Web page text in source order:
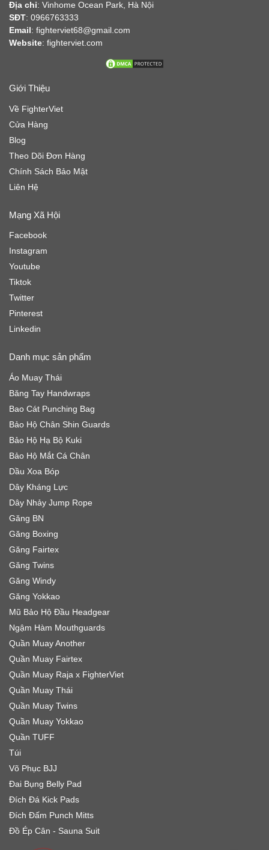
Địa chỉ: Vinhome Ocean Park, Hà Nội
SĐT: 0966763333
Email: fighterviet68@gmail.com
Website: fighterviet.com
Giới Thiệu
Về FighterViet
Cửa Hàng
Blog
Theo Dõi Đơn Hàng
Chính Sách Bảo Mật
Liên Hệ
Mạng Xã Hội
Facebook
Instagram
Youtube
Tiktok
Twitter
Pinterest
Linkedin
Danh mục sản phẩm
Áo Muay Thái
Băng Tay Handwraps
Bao Cát Punching Bag
Bảo Hộ Chân Shin Guards
Bảo Hộ Hạ Bộ Kuki
Bảo Hộ Mắt Cá Chân
Dầu Xoa Bóp
Dây Kháng Lực
Dây Nhảy Jump Rope
Găng BN
Găng Boxing
Găng Fairtex
Găng Twins
Găng Windy
Găng Yokkao
Mũ Bảo Hộ Đầu Headgear
Ngậm Hàm Mouthguards
Quần Muay Another
Quần Muay Fairtex
Quần Muay Raja x FighterViet
Quần Muay Thái
Quần Muay Twins
Quần Muay Yokkao
Quần TUFF
Túi
Võ Phục BJJ
Đai Bụng Belly Pad
Đích Đá Kick Pads
Đích Đấm Punch Mitts
Đồ Ép Cân - Sauna Suit